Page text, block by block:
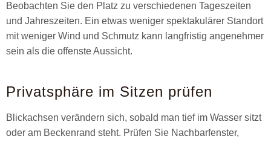
Beobachten Sie den Platz zu verschiedenen Tageszeiten
und Jahreszeiten. Ein etwas weniger spektakulärer Standort
mit weniger Wind und Schmutz kann langfristig angenehmer
sein als die offenste Aussicht.
Privatsphäre im Sitzen prüfen
Blickachsen verändern sich, sobald man tief im Wasser sitzt
oder am Beckenrand steht. Prüfen Sie Nachbarfenster,